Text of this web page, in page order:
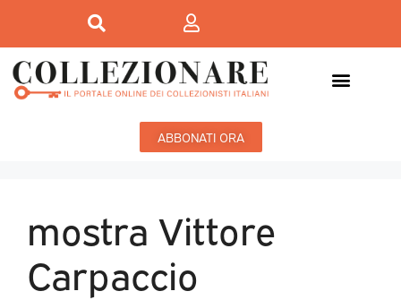
ABBONATI ORA
mostra Vittore
Carpaccio